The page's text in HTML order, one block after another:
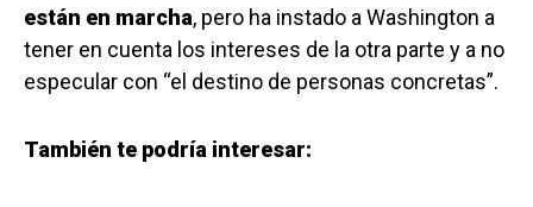
están en marcha, pero ha instado a Washington a
tener en cuenta los intereses de la otra parte y a no
especular con “el destino de personas concretas”.
También te podría interesar: